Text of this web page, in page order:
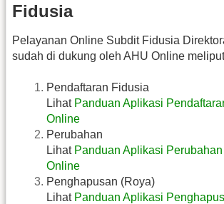
Fidusia
Pelayanan Online Subdit Fidusia
sudah di dukung oleh AHU Online
Pendaftaran Fidusia
Lihat Panduan Aplikasi
Online
Perubahan
Lihat Panduan Aplikasi
Online
Penghapusan (Roya)
Lihat Panduan Aplikasi